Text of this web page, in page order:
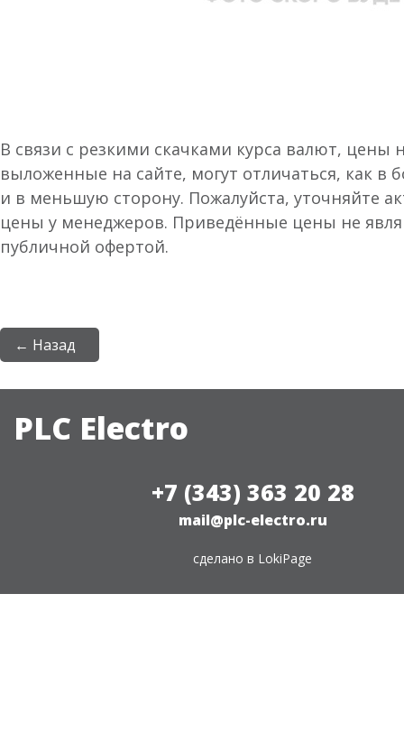
В связи с резкими скачками курса валют, цены
выложенные на сайте, могут отличаться, как в
и в меньшую сторону. Пожалуйста, уточняйте
цены у менеджеров. Приведённые цены не
публичной офертой.
← Назад
PLC Electro
+7 (343) 363 20 28
mail@plc-electro.ru
сделано в LokiPage